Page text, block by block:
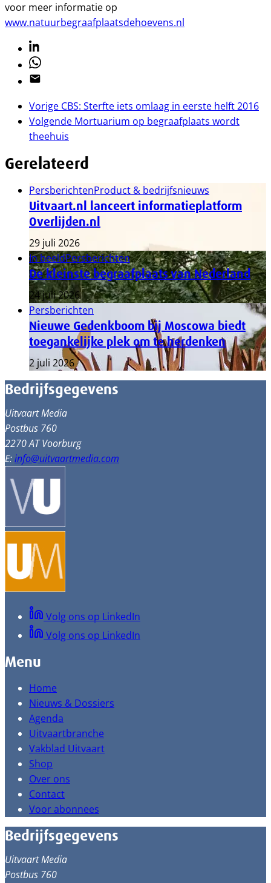
voor meer informatie op
www.natuurbegraafplaatsdehoevens.nl
Linkedin
Whatsapp
Email
Vorige CBS: Sterfte iets omlaag in eerste helft 2016
Volgende Mortuarium op begraafplaats wordt
theehuis
Gerelateerd
PersberichtenProduct & bedrijfsnieuws
Uitvaart.nl lanceert informatieplatform
Overlijden.nl
29 juli 2026
In beeldPersberichten
De kleinste begraafplaats van Nederland
24 juli 2026
Persberichten
Nieuwe Gedenkboom bij Moscowa biedt
toegankelijke plek om te herdenken
2 juli 2026
Bedrijfsgegevens
Uitvaart Media
Postbus 760
2270 AT Voorburg
E:info@uitvaartmedia.com
Volg ons op LinkedIn
Volg ons op LinkedIn
Menu
Home
Nieuws & Dossiers
Agenda
Uitvaartbranche
Vakblad Uitvaart
Shop
Over ons
Contact
Voor abonnees
Bedrijfsgegevens
Uitvaart Media
Postbus 760